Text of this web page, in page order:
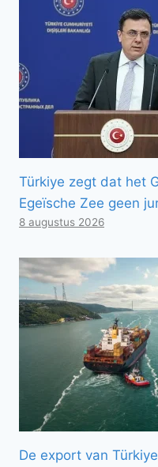
Türkiye zegt dat het
Egeïsche Zee geen
8 augustus 2026
De export van